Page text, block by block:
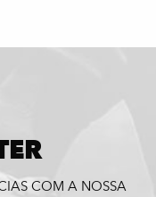
COM A NOSSA